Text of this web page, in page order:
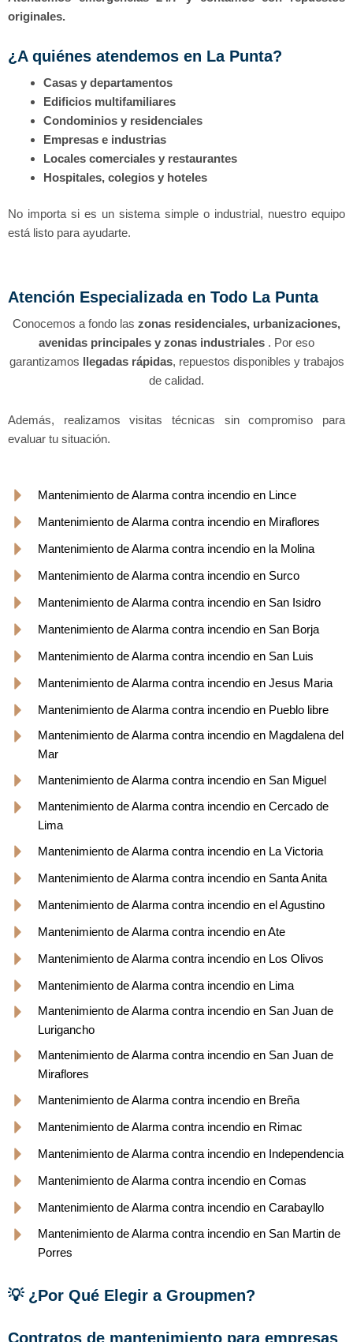
originales.
¿A quiénes atendemos en La Punta?
Casas y departamentos
Edificios multifamiliares
Condominios y residenciales
Empresas e industrias
Locales comerciales y restaurantes
Hospitales, colegios y hoteles
No importa si es un sistema simple o industrial, nuestro equipo
está listo para ayudarte.
Atención Especializada en Todo La Punta
Conocemos a fondo las zonas residenciales, urbanizaciones,
avenidas principales y zonas industriales . Por eso
garantizamos llegadas rápidas, repuestos disponibles y trabajos
de calidad.
Además, realizamos visitas técnicas sin compromiso para
evaluar tu situación.
Mantenimiento de Alarma contra incendio en Lince
Mantenimiento de Alarma contra incendio en Miraflores
Mantenimiento de Alarma contra incendio en la Molina
Mantenimiento de Alarma contra incendio en Surco
Mantenimiento de Alarma contra incendio en San Isidro
Mantenimiento de Alarma contra incendio en San Borja
Mantenimiento de Alarma contra incendio en San Luis
Mantenimiento de Alarma contra incendio en Jesus Maria
Mantenimiento de Alarma contra incendio en Pueblo libre
Mantenimiento de Alarma contra incendio en Magdalena del
Mar
Mantenimiento de Alarma contra incendio en San Miguel
Mantenimiento de Alarma contra incendio en Cercado de
Lima
Mantenimiento de Alarma contra incendio en La Victoria
Mantenimiento de Alarma contra incendio en Santa Anita
Mantenimiento de Alarma contra incendio en el Agustino
Mantenimiento de Alarma contra incendio en Ate
Mantenimiento de Alarma contra incendio en Los Olivos
Mantenimiento de Alarma contra incendio en Lima
Mantenimiento de Alarma contra incendio en San Juan de
Lurigancho
Mantenimiento de Alarma contra incendio en San Juan de
Miraflores
Mantenimiento de Alarma contra incendio en Breña
Mantenimiento de Alarma contra incendio en Rimac
Mantenimiento de Alarma contra incendio en Independencia
Mantenimiento de Alarma contra incendio en Comas
Mantenimiento de Alarma contra incendio en Carabayllo
Mantenimiento de Alarma contra incendio en San Martin de
Porres
💡 ¿Por Qué Elegir a Groupmen?
Contratos de mantenimiento para empresas